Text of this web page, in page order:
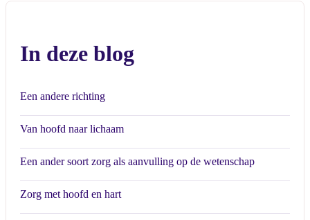
In deze blog
Een andere richting
Van hoofd naar lichaam
Een ander soort zorg als aanvulling op de wetenschap
Zorg met hoofd en hart